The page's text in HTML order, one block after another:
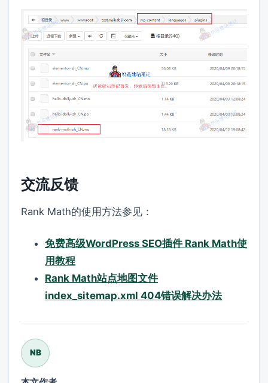
交流反馈
Rank Math的使用方法参见：
免费高级WordPress SEO插件 Rank Math使
用教程
Rank Math站点地图文件
index_sitemap.xml 404错误解决办法
NB